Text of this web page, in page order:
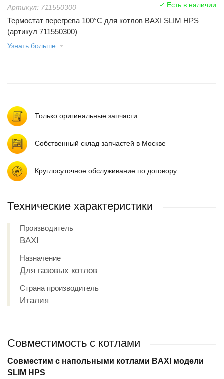
Артикул: 711550300 Есть в наличии
Термостат перегрева 100°C для котлов BAXI SLIM HPS
(артикул 711550300)
Узнать больше
Только оригинальные запчасти
Собственный склад запчастей в Москве
Круглосуточное обслуживание по договору
Технические характеристики
Производитель
BAXI
Назначение
Для газовых котлов
Страна производитель
Италия
Совместимость с котлами
Совместим с напольными котлами BAXI модели
SLIM HPS